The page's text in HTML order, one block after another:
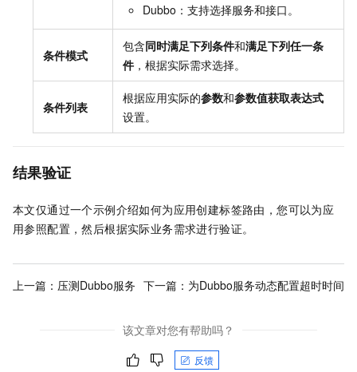
Dubbo：支持选择服务和接口。
条件模式
包含同时满足下列条件和满足下列任一条
件 ，根据实际需求选择。
条件列表
根据应用实际的参数和参数值获取表达式
设置。
结果验证
本文仅通过一个示例介绍如何为应用创建标签路由，您可以为应
用参照配置，然后根据实际业务需求进行验证。
上一篇： 压测Dubbo服务 下一篇： 为Dubbo服务动态配置超时时间
该文章对您有帮助吗？
反馈